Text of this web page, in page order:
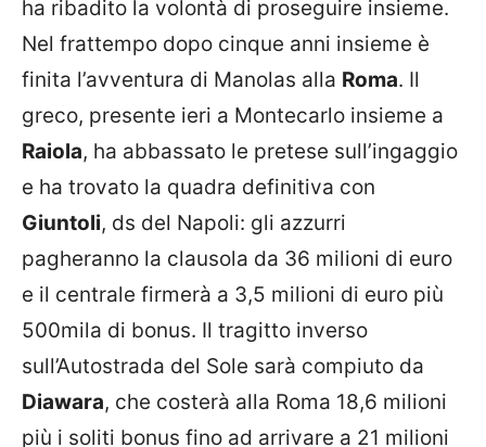
ha ribadito la volontà di proseguire insieme.
Nel frattempo dopo cinque anni insieme è
finita l’avventura di Manolas alla Roma. Il
greco, presente ieri a Montecarlo insieme a
Raiola, ha abbassato le pretese sull’ingaggio
e ha trovato la quadra definitiva con
Giuntoli, ds del Napoli: gli azzurri
pagheranno la clausola da 36 milioni di euro
e il centrale firmerà a 3,5 milioni di euro più
500mila di bonus. Il tragitto inverso
sull’Autostrada del Sole sarà compiuto da
Diawara, che costerà alla Roma 18,6 milioni
più i soliti bonus fino ad arrivare a 21 milioni